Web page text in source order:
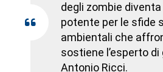
degli zombie
potente per le sfide
ambientali che
sostiene l’esperto
Antonio Ricci.